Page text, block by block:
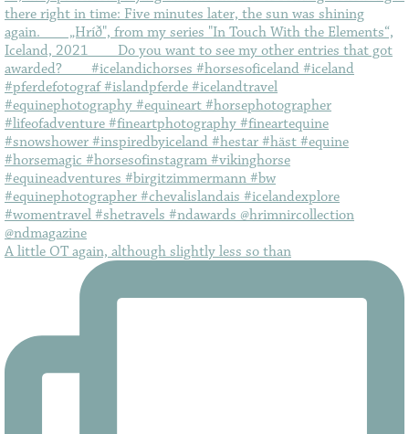
A little OT again, although slightly less so than